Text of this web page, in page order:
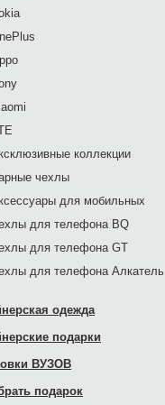
коллекции
чехлы
для мобильных
для телефона BQ
для телефона GT
для телефона Алкатель
одежда
подарки
ВУЗОВ
подарок